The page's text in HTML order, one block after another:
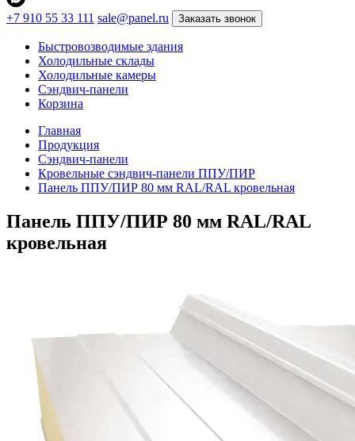
+7 910 55 33 111 sale@panel.ru Заказать звонок
Быстровозводимые здания
Холодильные склады
Холодильные камеры
Сэндвич-панели
Корзина
Главная
Продукция
Сэндвич-панели
Кровельные сэндвич-панели ППУ/ПИР
Панель ППУ/ПИР 80 мм RAL/RAL кровельная
Панель ППУ/ПИР 80 мм RAL/RAL
кровельная